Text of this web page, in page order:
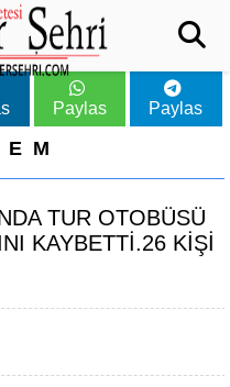
Paylas Paylas
TUR OTOBÜSÜ
KAYBETTİ.26 KİŞİ